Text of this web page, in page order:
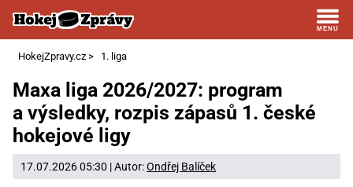
HokejZpravy.cz > 1. liga
Maxa liga 2026/2027: program
a výsledky, rozpis zápasů 1. české
hokejové ligy
17.07.2026 05:30 | Autor:Ondřej Balíček